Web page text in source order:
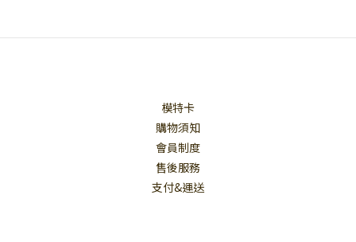
模特卡
購物須知
會員制度
售後服務
支付&運送